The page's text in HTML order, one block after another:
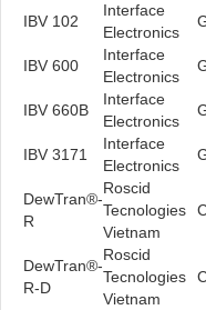
IBV 102
Interface
Electronics
IBV 600
Interface
Electronics
IBV 660B
Interface
Electronics
IBV 3171
Interface
Electronics
DewTran®-
R
Roscid
Tecnologies
Vietnam
DewTran®-
R-D
Roscid
Tecnologies
Vietnam